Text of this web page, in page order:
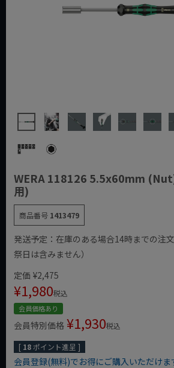
WERA 118126 5.5x60mm
用)
商品番号 1413479
発送予定：在庫のある場合14時までの注
祭日は含みません）
定価 ¥2,475
¥1,980税込
会員価格あり
会員特別価格 ¥1,930税込
[ 18ポイント進呈 ]
会員登録(無料)でお得にご購入いただけま